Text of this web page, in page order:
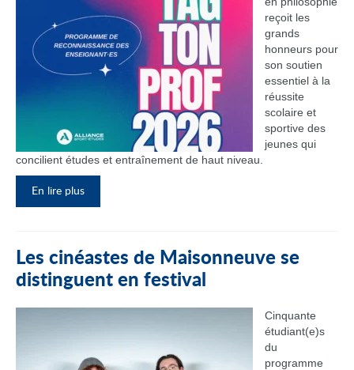
reçoit les
grands
honneurs pour
son soutien
essentiel à la
réussite
scolaire et
sportive des
jeunes qui
concilient études et entraînement de haut niveau.
En lire plus
Les cinéastes de Maisonneuve se
distinguent en festival
Cinquante
étudiant(e)s
du
programme